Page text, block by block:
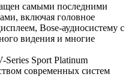
самыми последними
включая головное
Bose-аудиосистему с
видения и многие
Series Sport Platinum
современных систем